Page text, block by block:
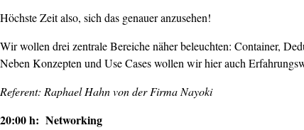
Höchste Zeit also, sich das genauer anzusehen!
Wir wollen drei zentrale Bereiche näher beleuchten: Container,
Neben Konzepten und Use Cases wollen wir hier auch
Referent: Raphael Hahn von der Firma Nayoki
20:00 h: Networking